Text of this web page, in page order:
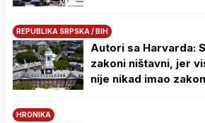
REPUBLIKA SRPSKA / BIH
Autori sa Harvarda:
zakoni ništavni, jer
nije nikad imao
HRONIKA